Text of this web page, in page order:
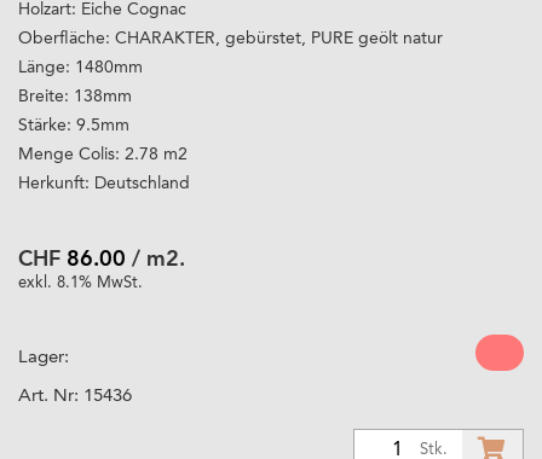
Holzart: Eiche Cognac
Oberfläche: CHARAKTER, gebürstet, PURE geölt natur
Länge: 1480mm
Breite: 138mm
Stärke: 9.5mm
Menge Colis: 2.78 m2
Herkunft: Deutschland
CHF 86.00 / m2.
exkl. 8.1% MwSt.
Lager:
Art. Nr: 15436
Stk.